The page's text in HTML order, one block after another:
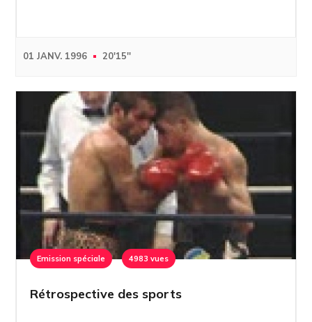
01 JANV. 1996 20'15''
Emission spéciale 4983 vues
Rétrospective des sports